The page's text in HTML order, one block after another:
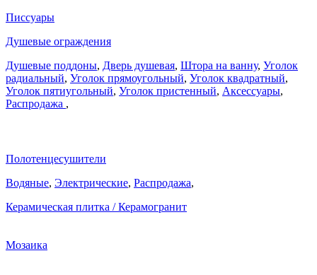
Писсуары
Душевые ограждения
Душевые поддоны, Дверь душевая, Штора на ванну, Уголок
радиальный, Уголок прямоугольный, Уголок квадратный,
Уголок пятиугольный, Уголок пристенный, Аксессуары,
Распродажа ,
Полотенцесушители
Водяные, Электрические, Распродажа,
Керамическая плитка / Керамогранит
Мозаика